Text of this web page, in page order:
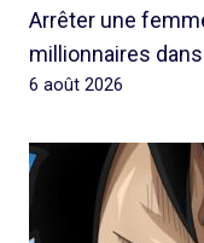
Arrêter une
millionnaires
6 août 2026